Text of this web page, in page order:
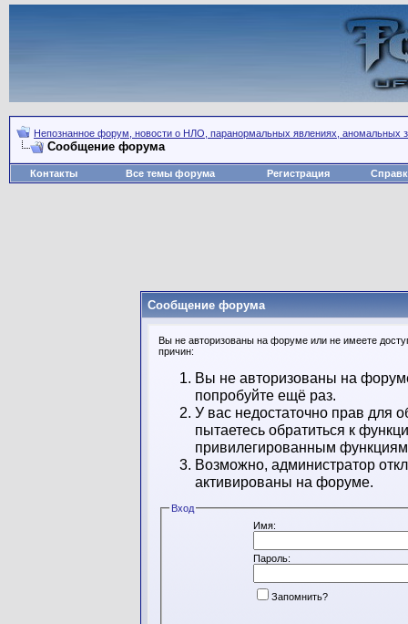
Непознанное форум, новости о НЛО, паранормальных явлениях, аномальных
Сообщение форума
Контакты Все темы форума Регистрация
Сообщение форума
Вы не авторизованы на форуме или не имеете
причин:
Вы не авторизованы на
попробуйте ещё раз.
У вас недостаточно прав для
пытаетесь обратиться к
привилегированным
Возможно, администратор
активированы на форуме.
Вход
Имя:
Пароль:
Запомнить?